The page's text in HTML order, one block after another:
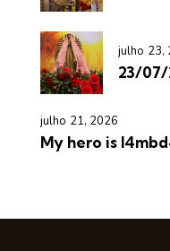
julho 23,
23/07/
julho 21, 2026
My hero is